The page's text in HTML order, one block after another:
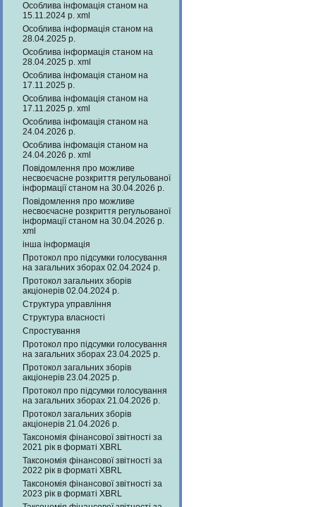
Особлива інфомація станом на
15.11.2024 р. xml
Особлива інформація станом на
28.04.2025 р.
Особлива інформація станом на
28.04.2025 р. xml
Особлива інфомація станом на
17.11.2025 р.
Особлива інфомація станом на
17.11.2025 р. xml
Особлива інфомація станом на
24.04.2026 р.
Особлива інфомація станом на
24.04.2026 р. xml
Повідомлення про можливе
несвоєчасне розкриття регульованої
інформації станом на 30.04.2026 р.
Повідомлення про можливе
несвоєчасне розкриття регульованої
інформації станом на 30.04.2026 р.
xml
інша інформація
Протокол про підсумки голосування
на загальних зборах 02.04.2024 р.
Протокол загальних зборів
акціонерів 02.04.2024 р.
Структура управління
Структура власності
Спростування
Протокол про підсумки голосування
на загальних зборах 23.04.2025 р.
Протокол загальних зборів
акціонерів 23.04.2025 р.
Протокол про підсумки голосування
на загальних зборах 21.04.2026 р.
Протокол загальних зборів
акціонерів 21.04.2026 р.
Таксономія фінансової звітності за
2021 рік в форматі XBRL
Таксономія фінансової звітності за
2022 рік в форматі XBRL
Таксономія фінансової звітності за
2023 рік в форматі XBRL